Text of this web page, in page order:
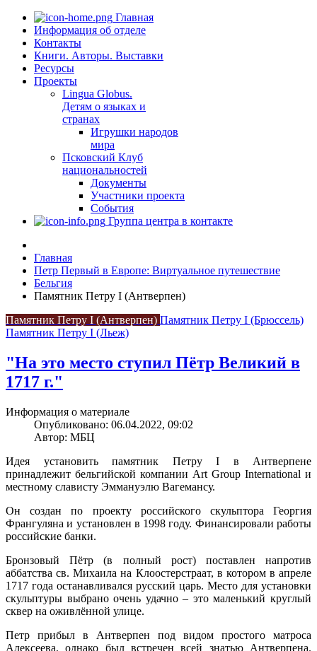
Главная
Информация об отделе
Контакты
Книги. Авторы. Выставки
Ресурсы
Проекты
Lingua Globus.
Детям о языках и
странах
Игрушки народов
мира
Псковский Клуб
национальностей
Документы
Участники проекта
События
Группа центра в контакте
Главная
Петр Первый в Европе: Виртуальное путешествие
Бельгия
Памятник Петру I (Антверпен)
Памятник Петру I (Антверпен) Памятник Петру I (Брюссель)
Памятник Петру I (Льеж)
"На это место ступил Пётр Великий в
1717 г."
Информация о материале
Опубликовано: 06.04.2022, 09:02
Автор: МБЦ
Идея установить памятник Петру I в Антверпене
принадлежит бельгийской компании Art Group International и
местному слависту Эммануэлю Вагемансу.
Он создан по проекту российского скульптора Георгия
Франгуляна и установлен в 1998 году. Финансировали работы
российские банки.
Бронзовый Пётр (в полный рост) поставлен напротив
аббатства св. Михаила на Клоостерстраат, в котором в апреле
1717 года останавливался русский царь. Место для установки
скульптуры выбрано очень удачно – это маленький круглый
сквер на оживлённой улице.
Петр прибыл в Антверпен под видом простого матроса
Алексеева, однако был встречен всей знатью Антверпена.